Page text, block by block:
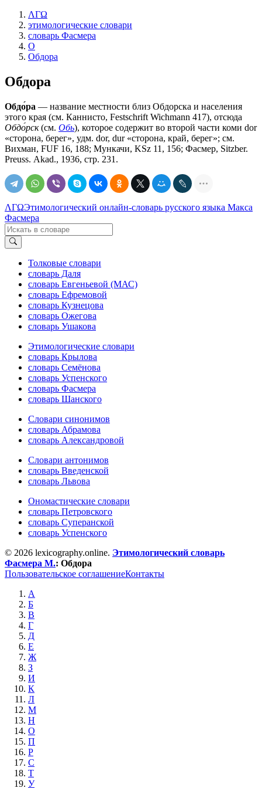
ΛΓΩ
этимологические словари
словарь Фасмера
О
Обдора
Обдора
Обдо́ра — название местности близ Обдорска и населения
этого края (см. Каннисто, Festschrift Wichmann 417), отсюда
Обдо́рск(см. Обь), которое содержит во второй части коми dоr
«сторона, берег», удм. dor, dur «сторона, край, берег»; см.
Вихман, FUF 16, 188; Мункачи, KSz 11, 156; Фасмер, Sitzber.
Preuss. Аkаd., 1936, стр. 231.
ΛΓΩЭтимологический онлайн-словарь русского языка Макса
Фасмера
Толковые словари
словарь Даля
словарь Евгеньевой (МАС)
словарь Ефремовой
словарь Кузнецова
словарь Ожегова
словарь Ушакова
Этимологические словари
словарь Крылова
словарь Семёнова
словарь Успенского
словарь Фасмера
словарь Шанского
Словари синонимов
словарь Абрамова
словарь Александровой
Словари антонимов
словарь Введенской
словарь Львова
Ономастические словари
словарь Петровского
словарь Суперанской
словарь Успенского
© 2026 lexicography.online. Этимологический словарь
Фасмера М.: Обдора
Пользовательское соглашениеКонтакты
А
Б
В
Г
Д
Е
Ж
З
И
К
Л
М
Н
О
П
Р
С
Т
У